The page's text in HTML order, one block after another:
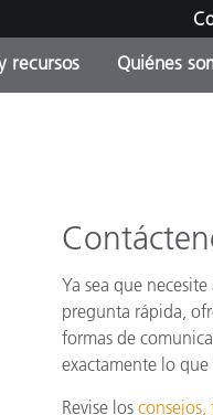
recursos Quiénes
Ya sea que
pregunta rápida,
formas de
exactamente lo que
Revise los consejos,